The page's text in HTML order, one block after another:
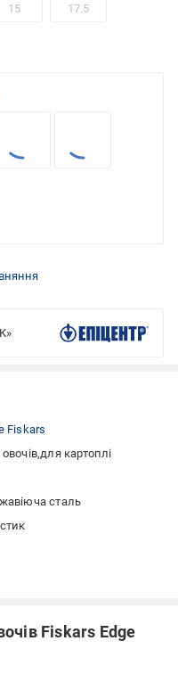
15 17.5
Fiskars
для картоплі
сталь
Fiskars Edge